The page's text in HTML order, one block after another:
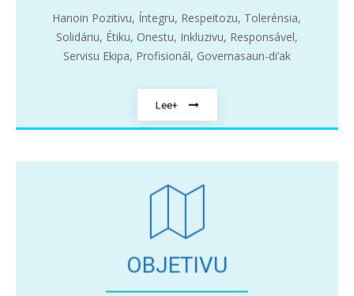
Hanoin Pozitivu, Íntegru, Respeitozu, Tolerénsia,
Solidáriu, Étiku, Onestu, Inkluzivu, Responsável,
Servisu Ekipa, Profisionál, Governasaun-di’ak
Lee+
OBJETIVU